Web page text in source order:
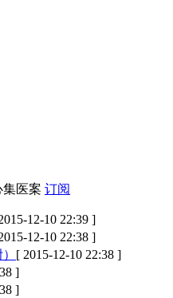
集医案 订阅
12-10 22:39 ]
12-10 22:38 ]
[ 2015-12-10 22:38 ]
]
]